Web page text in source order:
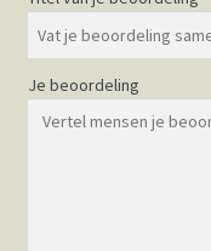
Je beoordeling